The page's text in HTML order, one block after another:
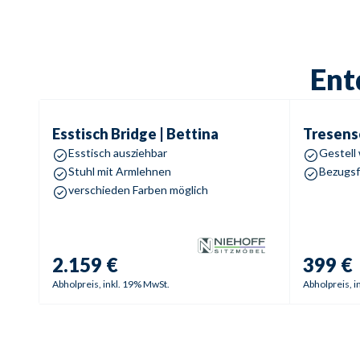
Esstisch Bridge | Bettina
Esstisch ausziehbar
Stuhl mit Armlehnen
verschieden Farben möglich
2.159 €
Abholpreis, inkl. 19% MwSt.
Gestell
399 €
Abholpreis,